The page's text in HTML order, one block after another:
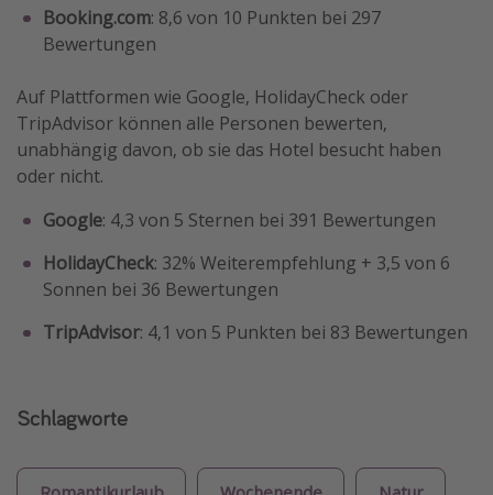
Booking.com: 8,6 von 10 Punkten bei 297
Bewertungen
Auf Plattformen wie Google, HolidayCheck oder
TripAdvisor können alle Personen bewerten,
unabhängig davon, ob sie das Hotel besucht haben
oder nicht.
Google: 4,3 von 5 Sternen bei 391 Bewertungen
HolidayCheck: 32% Weiterempfehlung + 3,5 von 6
Sonnen bei 36 Bewertungen
TripAdvisor: 4,1 von 5 Punkten bei 83 Bewertungen
Schlagworte